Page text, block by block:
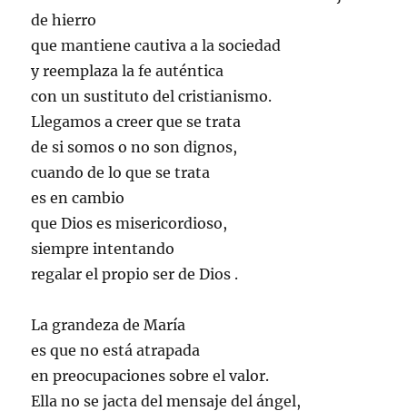
de hierro
que mantiene cautiva a la sociedad
y reemplaza la fe auténtica
con un sustituto del cristianismo.
Llegamos a creer que se trata
de si somos o no son dignos,
cuando de lo que se trata
es en cambio
que Dios es misericordioso,
siempre intentando
regalar el propio ser de Dios .
La grandeza de María
es que no está atrapada
en preocupaciones sobre el valor.
Ella no se jacta del mensaje del ángel,